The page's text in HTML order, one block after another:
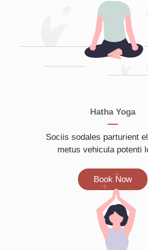
Hatha Yoga
Sociis sodales parturient
metus vehicula potenti
Book Now